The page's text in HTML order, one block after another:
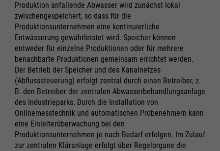
Produktion anfallende Abwasser wird zunächst lokal
zwischengespeichert, so dass für die
Produktionsunternehmen eine kontinuierliche
Entwässerung gewährleistet wird. Speicher können
entweder für einzelne Produktionen oder für mehrere
benachbarte Produktionen gemeinsam errichtet werden.
Der Betrieb der Speicher und des Kanalnetzes
(Abflusssteuerung) erfolgt zentral durch einen Betreiber, z.
B. den Betreiber der zentralen Abwasserbehandlungsanlage
des Industrieparks. Durch die Installation von
Onlinemesstechnik und automatischen Probenehmern kann
eine Einleiterüberwachung bei den
Produktionsunternehmen je nach Bedarf erfolgen. Im Zulauf
zur zentralen Kläranlage erfolgt über Regelorgane die
Notwendig
Cookie Informationen anzeigen
Marketing und Statistik
Cookie Informationen anzeigen
Alle akzeptieren
Speichern
Ablehnen
Impressum
Notwendig
Cookie Informationen anzeigen
Marketing und Statistik
Cookie Informationen anzeigen
Alle akzeptieren
Speichern
Ablehnen
Impressum